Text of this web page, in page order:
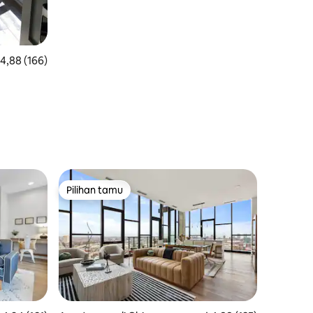
rata-rata 4,88 dari 5, 166 ulasan
4,88 (166)
Pilihan tamu
Pilihan tamu